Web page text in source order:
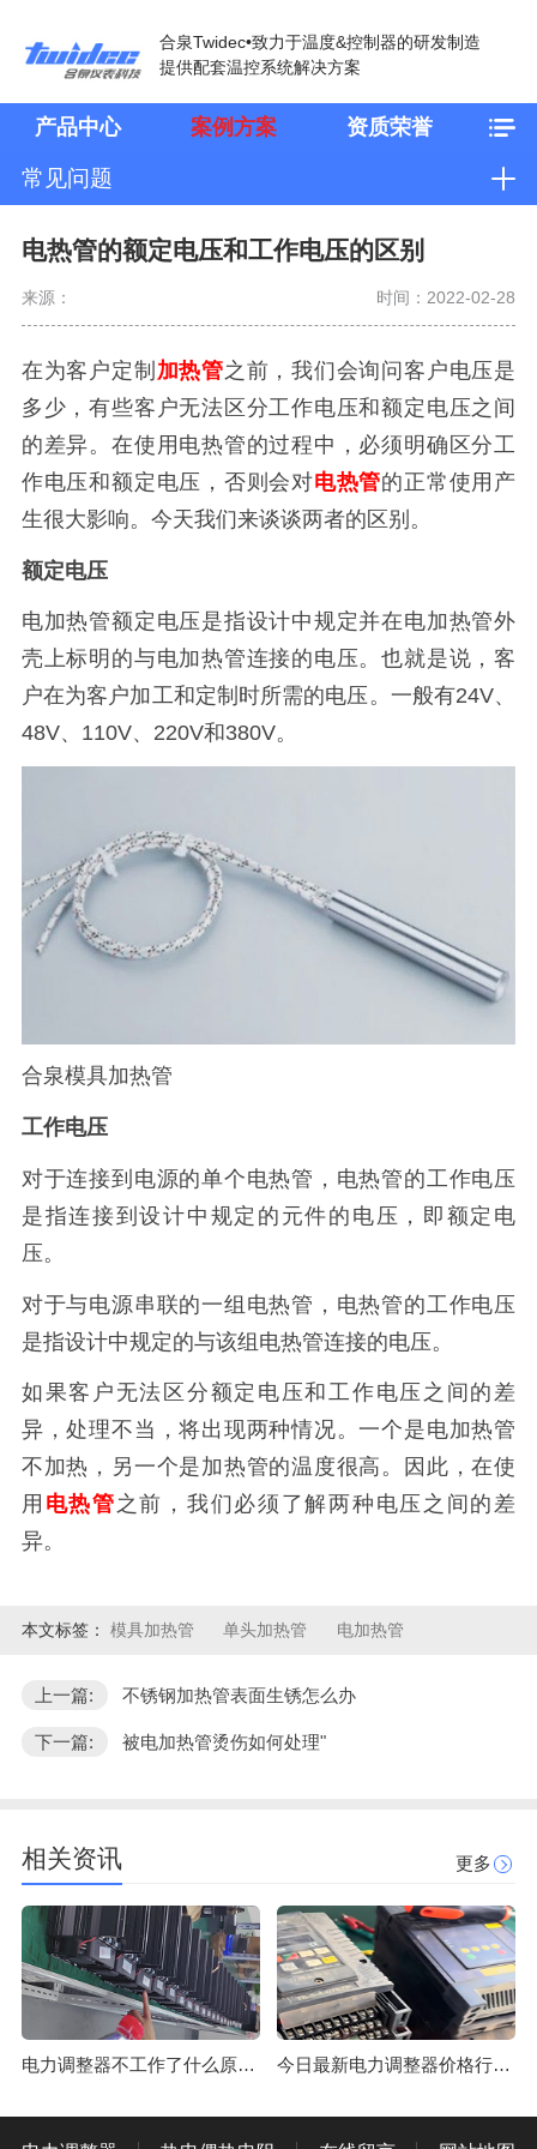
合泉Twidec•致力于温度&控制器的研发制造
提供配套温控系统解决方案
产品中心 案例方案 资质荣誉
常见问题
电热管的额定电压和工作电压的区别
来源： 时间：2022-02-28
在为客户定制 加热管之前，我们会询问客户电压是
多少，有些客户无法区分工作电压和额定电压之间
的差异。在使用电热管的过程中，必须明确区分工
作电压和额定电压，否则会对电热管的正常使用产
生很大影响。今天我们来谈谈两者的区别。
额定电压
电加热管额定电压是指设计中规定并在电加热管外
壳上标明的与电加热管连接的电压。也就是说，客
户在为客户加工和定制时所需的电压。一般有24V、
48V、110V、220V和380V。
合泉模具加热管
工作电压
对于连接到电源的单个电热管，电热管的工作电压
是指连接到设计中规定的元件的电压，即额定电
压。
对于与电源串联的一组电热管，电热管的工作电压
是指设计中规定的与该组电热管连接的电压。
如果客户无法区分额定电压和工作电压之间的差
异，处理不当，将出现两种情况。一个是电加热管
不加热，另一个是加热管的温度很高。因此，在使
用 电热管 之前，我们必须了解两种电压之间的差
异。
本文标签： 模具加热管 单头加热管 电加热管
上一篇: 不锈钢加热管表面生锈怎么办
下一篇: 被电加热管烫伤如何处理"
相关资讯 更多
电力调整器不工作了什么原因？ 今日最新电力调整器价格行情走势